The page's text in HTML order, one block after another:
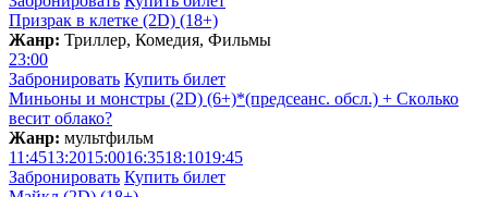
Призрак в клетке (2D) (18+)
Жанр: Триллер, Комедия, Фильмы
23:00
Забронировать Купить билет
Миньоны и монстры (2D) (6+)*(предсеанс. обсл.) + Скoлько
весит облако?
Жанр: мультфильм
11:4513:2015:0016:3518:1019:45
Забронировать Купить билет